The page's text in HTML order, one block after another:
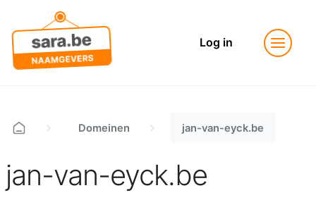
Log in
Domeinen jan-van-eyck.be
jan-van-eyck.be